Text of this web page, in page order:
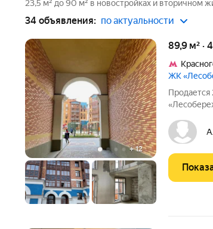
23,5 м² до 90 м² в новостройках и вторичном
34 объявления: по актуальности
+12
89,9 м²
ЖК
Продается